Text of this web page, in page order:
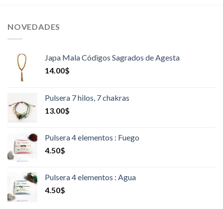
NOVEDADES
Japa Mala Códigos Sagrados de Agesta
14.00$
Pulsera 7 hilos, 7 chakras
13.00$
Pulsera 4 elementos : Fuego
4.50$
Pulsera 4 elementos : Agua
4.50$